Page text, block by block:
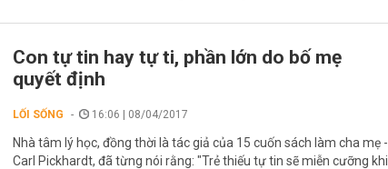
Con tự tin hay tự ti, phần lớn do bố mẹ
quyết định
LỐI SỐNG 16:06 | 08/04/2017
Nhà tâm lý học, đồng thời là tác giả của 15 cuốn sách làm cha mẹ -
Carl Pickhardt, đã từng nói rằng: "Trẻ thiếu tự tin sẽ miễn cưỡng khi